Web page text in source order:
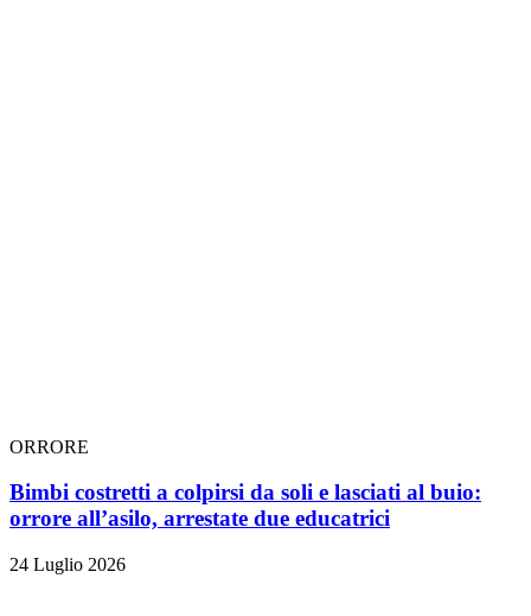
ORRORE
Bimbi costretti a colpirsi da soli e lasciati al buio:
orrore all’asilo, arrestate due educatrici
24 Luglio 2026